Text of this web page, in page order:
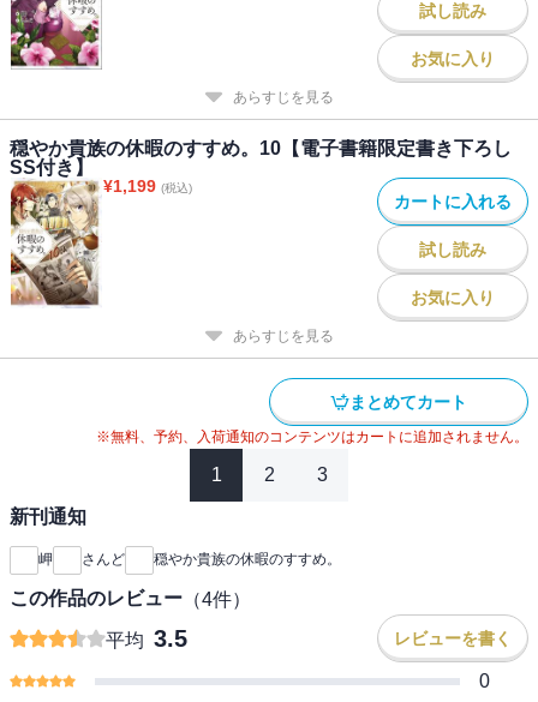
試し読み
お気に入り
あらすじを見る
穏やか貴族の休暇のすすめ。10【電子書籍限定書き下ろし
SS付き】
¥1,199 (税込)
カートに入れる
試し読み
お気に入り
あらすじを見る
まとめてカート
※無料、予約、入荷通知のコンテンツはカートに追加されません。
1 2 3
新刊通知
岬 さんど 穏やか貴族の休暇のすすめ。
この作品のレビュー （4件）
平均 3.5 レビューを書く
0